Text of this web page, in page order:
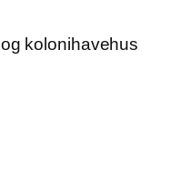
kolonihavehus